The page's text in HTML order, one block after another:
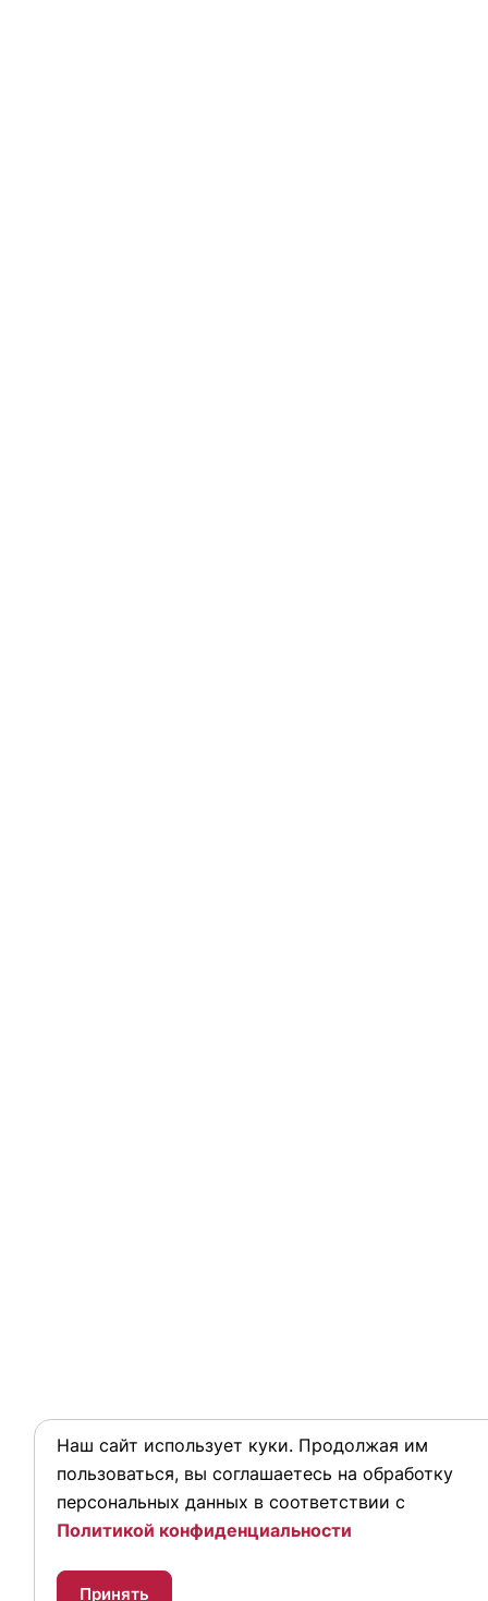
Наш сайт использует куки. Продолжая им
пользоваться, вы соглашаетесь на обработку
персональных данных в соответствии с
Политикой конфиденциальности
Принять